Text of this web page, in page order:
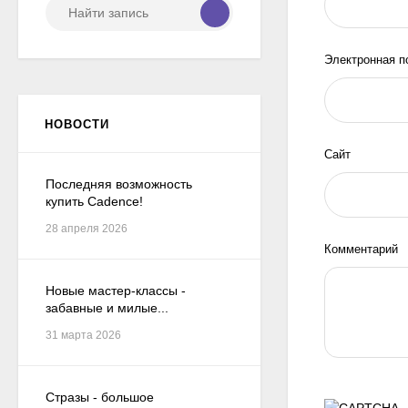
Электронная
Сайт
Комментарий
НОВОСТИ
Последняя возможность
купить Cadence!
28 апреля 2026
Новые мастер-классы -
забавные и милые...
31 марта 2026
Стразы - большое